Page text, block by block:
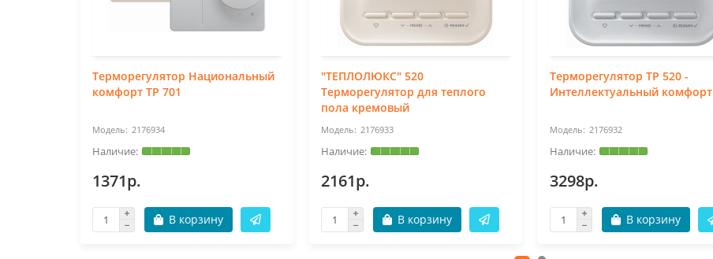
Терморегулятор Национальный
комфорт ТР 701
2176934
1371р.
В корзину
"ТЕПЛОЛЮКС" 520
Терморегулятор для теплого
пола кремовый
2176933
2161р.
В корзину
Терморегулятор TP 520 -
Интеллектуальный комфорт
2176932
3298р.
В корзину